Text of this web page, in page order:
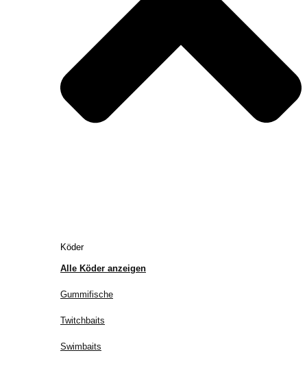
Köder
Alle Köder anzeigen
Gummifische
Twitchbaits
Swimbaits